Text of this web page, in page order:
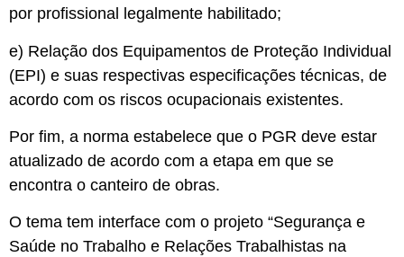
por profissional legalmente habilitado;
e) Relação dos Equipamentos de Proteção Individual
(EPI) e suas respectivas especificações técnicas, de
acordo com os riscos ocupacionais existentes.
Por fim, a norma estabelece que o PGR deve estar
atualizado de acordo com a etapa em que se
encontra o canteiro de obras.
O tema tem interface com o projeto “Segurança e
Saúde no Trabalho e Relações Trabalhistas na